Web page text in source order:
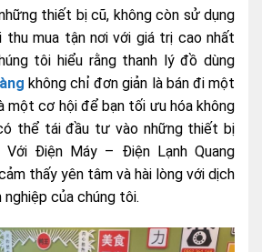
thiết bị cũ, không còn sử dụng
mua tận nơi với giá trị cao nhất
tôi hiểu rằng thanh lý đồ dùng
không chỉ đơn giản là bán đi một
một cơ hội để bạn tối ưu hóa không
thể tái đầu tư vào những thiết bị
Với Điện Máy – Điện Lạnh Quang
thấy yên tâm và hài lòng với dịch
của chúng tôi.